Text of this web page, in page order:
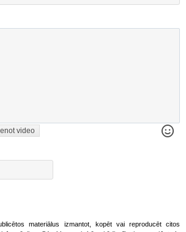
video
materiālus izmantot, kopēt vai reproducēt citos